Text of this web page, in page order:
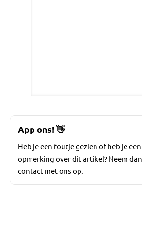
App ons!👋
Heb je een foutje gezien of heb je een
opmerking over dit artikel? Neem dan
contact met ons op.